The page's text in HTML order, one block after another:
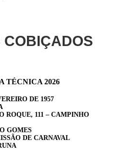
COBIÇADOS
TÉCNICA 2026
DE 1957
ROQUE, 111 – CAMPINHO
GOMES
DE CARNAVAL